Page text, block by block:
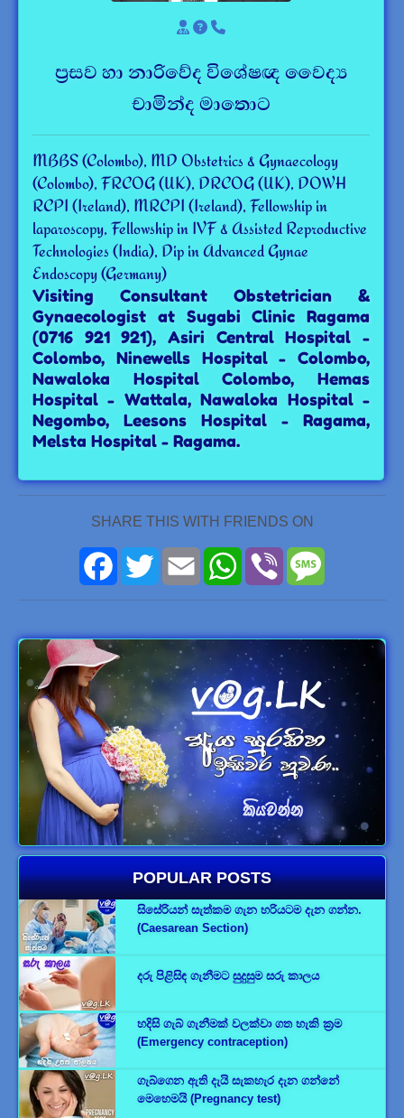
ප්‍රසව හා නාරිවේද විශේෂඥ වෛද්‍ය
චාමින්ද මාතොට
MBBS (Colombo), MD Obstetrics & Gynaecology
(Colombo), FRCOG (UK), DRCOG (UK), DOWH
RCPI (Ireland), MRCPI (Ireland), Fellowship in
laparoscopy, Fellowship in IVF & Assisted Reproductive
Technologies (India), Dip in Advanced Gynae
Endoscopy (Germany)
Visiting Consultant Obstetrician &
Gynaecologist at Sugabi Clinic Ragama
(0716 921 921), Asiri Central Hospital -
Colombo, Ninewells Hospital - Colombo,
Nawaloka Hospital Colombo, Hemas
Hospital - Wattala, Nawaloka Hospital -
Negombo, Leesons Hospital - Ragama,
Melsta Hospital - Ragama.
SHARE THIS WITH FRIENDS ON
FacebookTwitter Email WhatsApp
Viber
POPULAR POSTS
සිසේරියන් සැත්කම ගැන හරියටම දැන ගන්න.
(Caesarean Section)
දරු පිළිසිඳ ගැනීමට සුදුසුම සරු කාලය
හදිසි ගැබ් ගැනීමක් වලක්වා ගත හැකි ක්‍රම
(Emergency contraception)
ගැබ්ගෙන ඇති දැයි සැකහැර දැන ගන්නේ
මෙහෙමයි (Pregnancy test)